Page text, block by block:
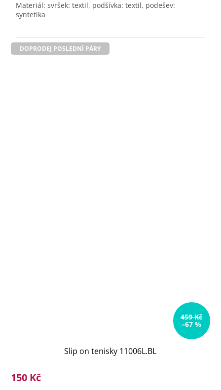
Materiál: svršek: textil, podšívka: textil, podešev:
syntetika
DOPRODEJ POSLEDNÍ PÁRY
459 Kč
–67 %
Slip on tenisky 11006L.BL
150 Kč